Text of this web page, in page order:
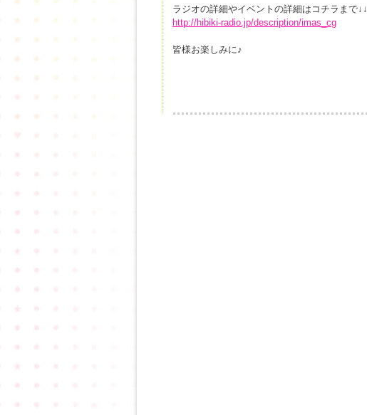
ラジオの詳細やイベントの詳細はコチラまで↓↓
http://hibiki-radio.jp/description/imas_cg
皆様お楽しみに♪